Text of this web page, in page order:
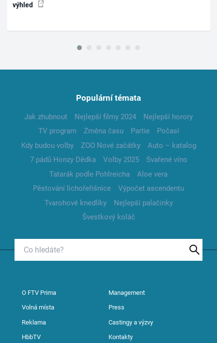
výhled
Populární témata
Jak zhubnout Nejlepší filmy 2024
Nejlepší horory
TV program
Změna času Partie
Počasí
Kdy budou volby
ZOO Nové začátky
Auto – katalog
7 pádů Honzy Dědka
Volby 2025
Svařené víno
Tatarák podle Pohlreicha
Aloe vera
Pěstování lichořeřišnice
Výpočet ascendentu
Tvarohové knedlíky
Nejlepší palačinky
Švestkový koláč
O FTV Prima Management
Volná místa Press
Reklama Castingy a výzvy
HbbTV Kontakty